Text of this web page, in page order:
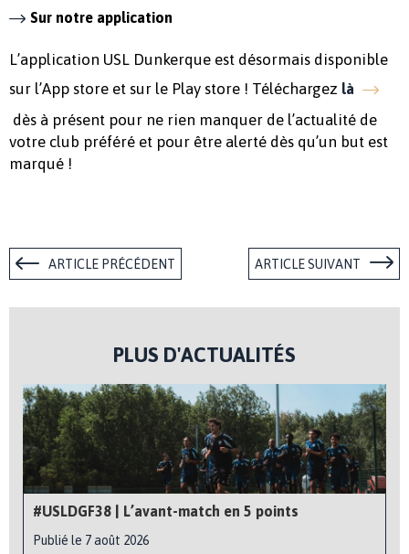
Sur notre application
L’application USL Dunkerque est désormais disponible
sur l’App store et sur le Play store ! Téléchargez là
dès à présent pour ne rien manquer de l’actualité de
votre club préféré et pour être alerté dès qu’un but est
marqué !
ARTICLE PRÉCÉDENT ARTICLE SUIVANT
PLUS D'ACTUALITÉS
#USLDGF38 | L’avant-match en 5 points
Publié le 7 août 2026